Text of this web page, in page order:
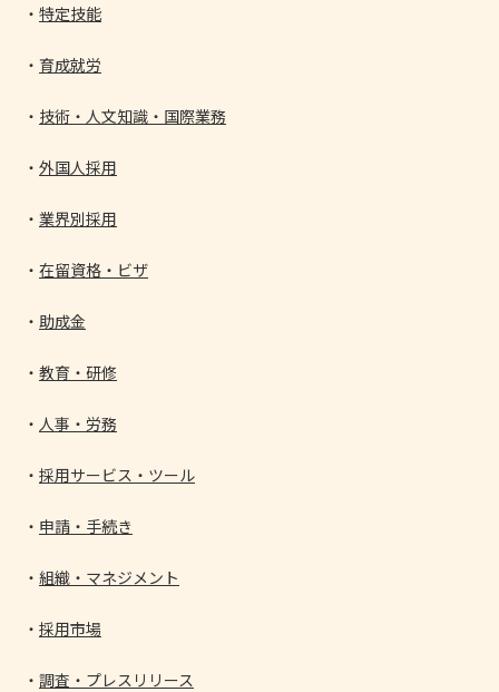
特定技能
育成就労
技術・人文知識・国際業務
外国人採用
業界別採用
在留資格・ビザ
助成金
教育・研修
人事・労務
採用サービス・ツール
申請・手続き
組織・マネジメント
採用市場
調査・プレスリリース